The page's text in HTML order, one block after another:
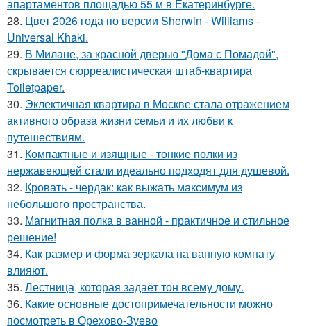
апартаментов площадью 55 м в Екатеринбурге.
28. Цвет 2026 года по версии Sherwin - Williams -
Universal Khaki.
29. В Милане, за красной дверью "Дома с Помадой",
скрывается сюрреалистическая штаб-квартира
Toiletpaper.
30. Эклектичная квартира в Москве стала отражением
активного образа жизни семьи и их любви к
путешествиям.
31. Компактные и изящные - тонкие полки из
нержавеющей стали идеально подходят для душевой.
32. Кровать - чердак: как выжать максимум из
небольшого пространства.
33. Магнитная полка в ванной - практичное и стильное
решение!
34. Как размер и форма зеркала на ванную комнату
влияют.
35. Лестница, которая задаёт тон всему дому.
36. Какие основные достопримечательности можно
посмотреть в Орехово-Зуево